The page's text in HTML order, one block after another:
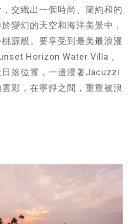
交織出一個時尚、簡約和的
變幻的天空和海洋美景中，
源般。要享受到最美最浪漫
Horizon Water Villa，
落位置，一邊浸著Jacuzzi
彩，在寧靜之間，重重被浪